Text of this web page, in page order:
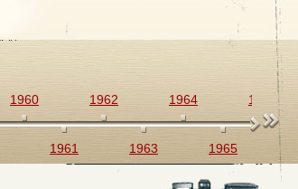
1960
1961
1962
1963
1964
1965
1966